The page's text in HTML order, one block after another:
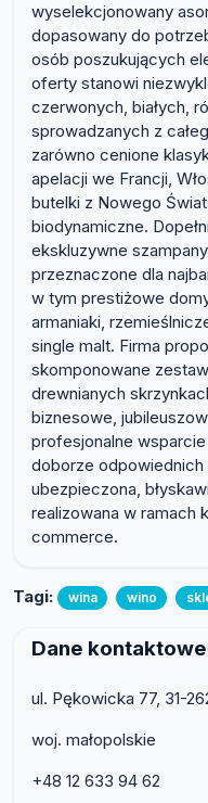
wyselekcjonowany
dopasowany do
osób poszukujących
oferty stanowi
czerwonych, białych,
sprowadzanych z
zarówno cenione
apelacji we Francji,
butelki z Nowego
biodynamiczne.
ekskluzywne
przeznaczone dla
w tym prestiżowe
armaniaki,
single malt. Firma
skomponowane
drewnianych
biznesowe,
profesjonalne
doborze odpowiednich
ubezpieczona,
realizowana w ramach
commerce.
Tagi: wina wino
Dane kontaktowe
ul. Pękowicka 77, 31-
woj. małopolskie
+48 12 633 94 62